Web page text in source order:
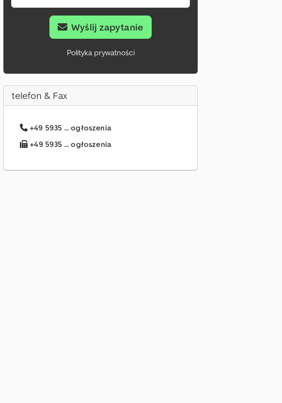
Wyślij zapytanie
Polityka prywatności
telefon & Fax
+49 5935 ... ogłoszenia
+49 5935 ... ogłoszenia